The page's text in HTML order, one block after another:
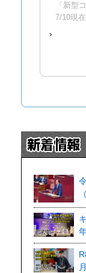
「新型
7/10現
›